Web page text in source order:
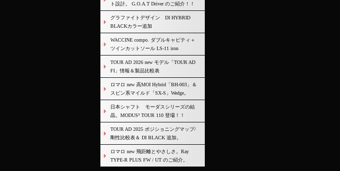
ト設計。 G.O.A.T Driver のご紹介！！
グラファイトデザイン DI HYBRID
BLACKカラー追加
WACCINE compo. ダブルキャビティ＋
ツインカットソール LS-11 iron
TOUR AD 2026 new モデル「TOUR AD
FI」情報＆製品比較表
ロマロ new 高MOI Hybrid「BH-003」＆
スピン系マイルド「SX-S」Wedge。
日本シャフト モーダスシリーズの結
晶。MODUS³ TOUR 110 登場！！
TOUR AD 2025 ポジショニングマップ/
剛性比較表＆ DI BLACK 追加。
ロマロ new 飛距離とやさしさ。Ray
TYPE-R PLUS FW / UT のご紹介。